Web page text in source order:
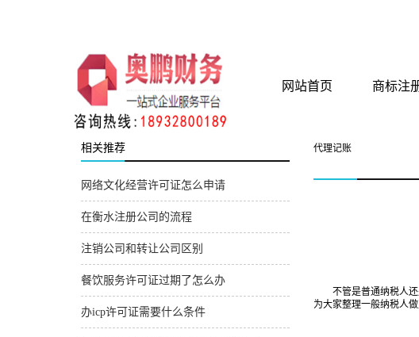
网站首页 商标注
代理记账
不管是普通纳税人还
为大家整理一般纳税人
相关推荐
网络文化经营许可证怎么申请
在衡水注册公司的流程
注销公司和转让公司区别
餐饮服务许可证过期了怎么办
办icp许可证需要什么条件